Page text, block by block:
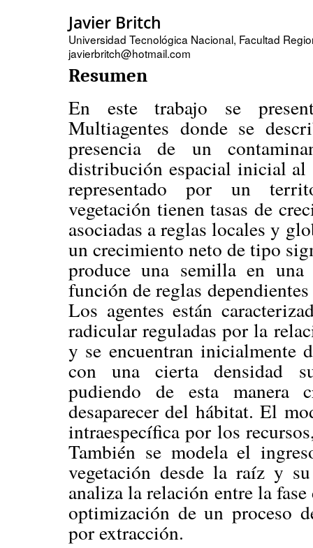
Javier Britch
Universidad Tecnológica Nacional, Facultad
javierbritch@hotmail.com
Resumen
En este trabajo se
Multiagentes donde se
presencia de un
distribución espacial inicial al
representado por un
vegetación tienen tasas de
asociadas a reglas locales y
un crecimiento neto de tipo
produce una semilla en
función de reglas
Los agentes están
radicular reguladas por la
y se encuentran inicialmente
con una cierta densidad
pudiendo de esta manera
desaparecer del hábitat. El
intraespecífica por los
También se modela el
vegetación desde la raíz y
analiza la relación entre la
optimización de un proceso
por extracción.